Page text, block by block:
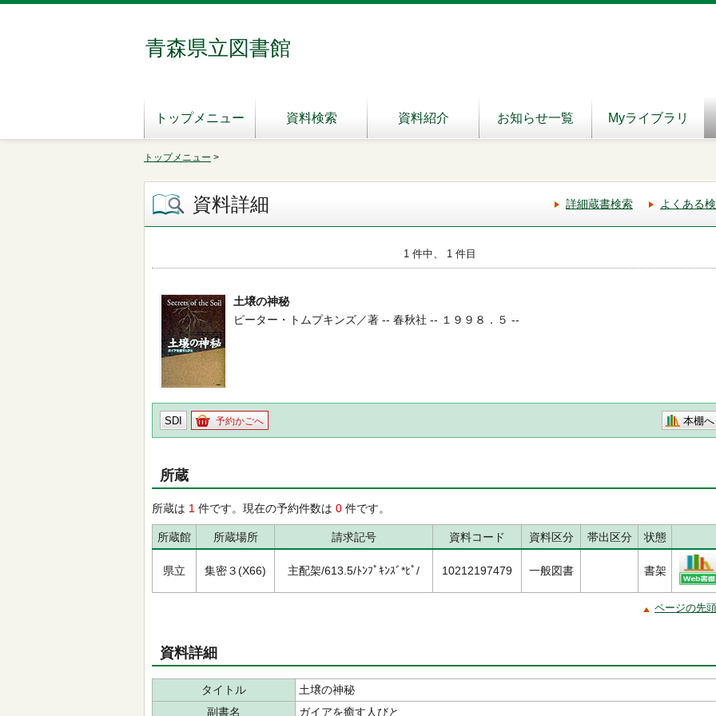
青森県立図書館
トップメニュー 資料検索 資料紹介 お知らせ一覧 Myライブラリ
トップメニュー >
資料詳細 詳細蔵書検索 よくある
1 件中、 1 件目
土壌の神秘
ピーター・トムプキンズ／著 -- 春秋社 -- １９９８．５ --
SDI 予約かごへ 本棚へ
所蔵
所蔵は 1 件です。現在の予約件数は 0 件です。
所蔵館 所蔵場所 請求記号 資料コード 資料区分 帯出区分 状態
県立 集密３(X66) 主配架/613.5/ﾄﾝﾌﾟｷﾝｽﾞ*ﾋﾟ/ 10212197479 一般図書 書架
ページの先
資料詳細
タイトル
土壌の神秘
副書名
ガイアを癒す人びと